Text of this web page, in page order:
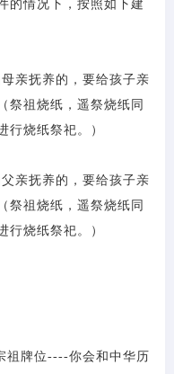
的情况下，按照如下建
亲抚养的，要给孩子亲
祭祖烧纸，遥祭烧纸同
行烧纸祭祀。）
亲抚养的，要给孩子亲
祭祖烧纸，遥祭烧纸同
行烧纸祭祀。）
祖牌位----你会和中华历